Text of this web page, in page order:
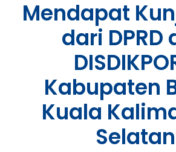
Mendapat
dari DPRD
Kabupaten
Kuala
Selatan